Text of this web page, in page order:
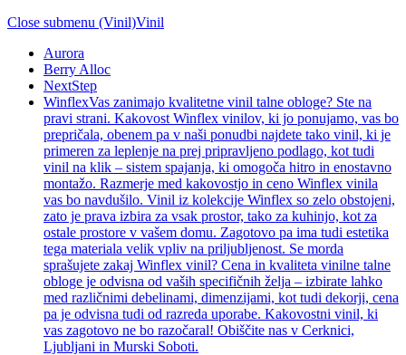
Close submenu (Vinil)Vinil
Aurora
Berry Alloc
NextStep
WinflexVas zanimajo kvalitetne vinil talne obloge? Ste na
pravi strani. Kakovost Winflex vinilov, ki jo ponujamo, vas bo
prepričala, obenem pa v naši ponudbi najdete tako vinil, ki je
primeren za leplenje na prej pripravljeno podlago, kot tudi
vinil na klik – sistem spajanja, ki omogoča hitro in enostavno
montažo. Razmerje med kakovostjo in ceno Winflex vinila
vas bo navdušilo. Vinil iz kolekcije Winflex so zelo obstojeni,
zato je prava izbira za vsak prostor, tako za kuhinjo, kot za
ostale prostore v vašem domu. Zagotovo pa ima tudi estetika
tega materiala velik vpliv na priljubljenost. Se morda
sprašujete zakaj Winflex vinil? Cena in kvaliteta vinilne talne
obloge je odvisna od vaših specifičnih želja – izbirate lahko
med različnimi debelinami, dimenzijami, kot tudi dekorji, cena
pa je odvisna tudi od razreda uporabe. Kakovostni vinil, ki
vas zagotovo ne bo razočaral! Obiščite nas v Cerknici,
Ljubljani in Murski Soboti.